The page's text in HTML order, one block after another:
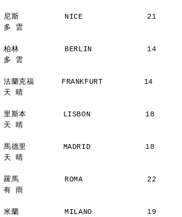
尼斯          NICE              21
多 雲
柏林          BERLIN            14
多 雲
法蘭克福      FRANKFURT         14
天 晴
里斯本        LISBON            18
天 晴
馬德里        MADRID            18
天 晴
羅馬          ROMA              22
有 雨
米蘭          MILANO            19